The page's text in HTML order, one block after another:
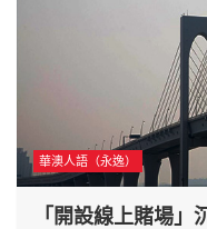
華澳人語（永逸）
「開設線上賭場